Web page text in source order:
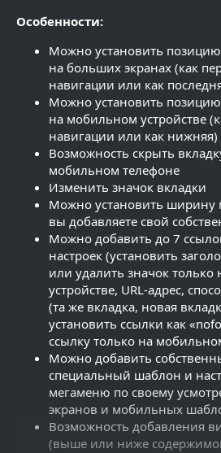
Особенности:
Можно установить
на больших экранах (как
навигации или как
Можно установить
на мобильном устройстве
навигации или как нижняя)
Возможность скрыть
мобильном телефоне
Изменить значок вкладки
Можно установить ширину
вы добавляете свой
Можно добавить до 7
настроек (установить
или удалить значок
устройстве, URL-адрес,
(та же вкладка, новая
установить ссылки как
ссылку только на
Можно добавить
специальный шаблон и
мегаменю по своему
экранов и мобильных
Возможность добавления
(выше или ниже